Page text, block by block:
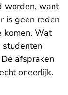
worden, want
is geen reden
komen. Wat
afspraken
oneerlijk.